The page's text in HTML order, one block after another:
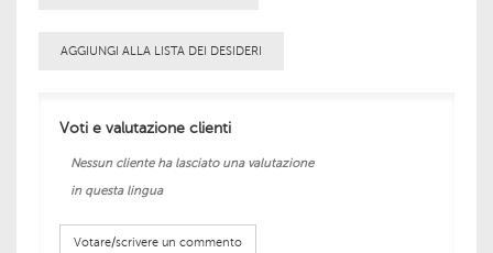
AGGIUNGI ALLA LISTA DEI DESIDERI
Voti e valutazione clienti
Nessun cliente ha lasciato una valutazione
in questa lingua
Votare/scrivere un commento